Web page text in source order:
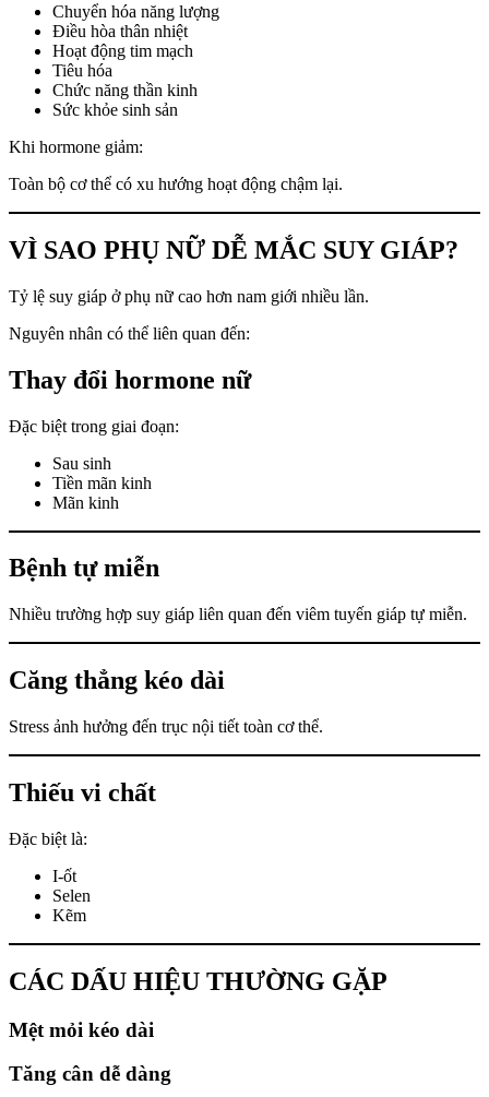
Chuyển hóa năng lượng
Điều hòa thân nhiệt
Hoạt động tim mạch
Tiêu hóa
Chức năng thần kinh
Sức khỏe sinh sản
Khi hormone giảm:
Toàn bộ cơ thể có xu hướng hoạt động chậm lại.
VÌ SAO PHỤ NỮ DỄ MẮC SUY GIÁP?
Tỷ lệ suy giáp ở phụ nữ cao hơn nam giới nhiều lần.
Nguyên nhân có thể liên quan đến:
Thay đổi hormone nữ
Đặc biệt trong giai đoạn:
Sau sinh
Tiền mãn kinh
Mãn kinh
Bệnh tự miễn
Nhiều trường hợp suy giáp liên quan đến viêm tuyến giáp tự miễn.
Căng thẳng kéo dài
Stress ảnh hưởng đến trục nội tiết toàn cơ thể.
Thiếu vi chất
Đặc biệt là:
I-ốt
Selen
Kẽm
CÁC DẤU HIỆU THƯỜNG GẶP
Mệt mỏi kéo dài
Tăng cân dễ dàng